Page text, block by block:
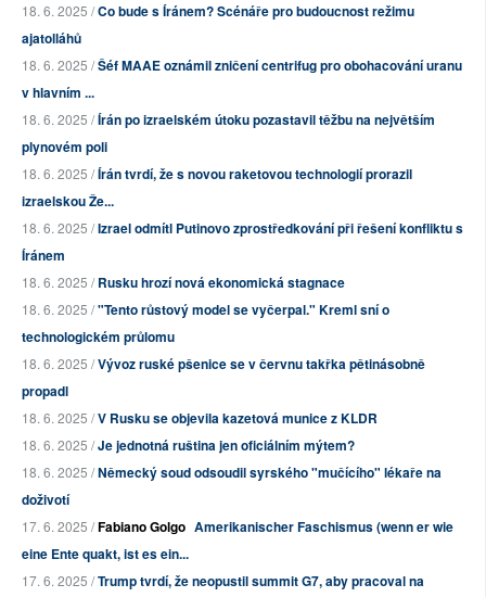
18. 6. 2025 /Co bude s Íránem? Scénáře pro budoucnost režimu
ajatolláhů
18. 6. 2025 /Šéf MAAE oznámil zničení centrifug pro obohacování uranu
v hlavním ...
18. 6. 2025 /Írán po izraelském útoku pozastavil těžbu na největším
plynovém poli
18. 6. 2025 /Írán tvrdí, že s novou raketovou technologií prorazil
izraelskou Že...
18. 6. 2025 /Izrael odmítl Putinovo zprostředkování při řešení konfliktu s
Íránem
18. 6. 2025 /Rusku hrozí nová ekonomická stagnace
18. 6. 2025 /"Tento růstový model se vyčerpal." Kreml sní o
technologickém průlomu
18. 6. 2025 /Vývoz ruské pšenice se v červnu takřka pětinásobně
propadl
18. 6. 2025 /V Rusku se objevila kazetová munice z KLDR
18. 6. 2025 /Je jednotná ruština jen oficiálním mýtem?
18. 6. 2025 /Německý soud odsoudil syrského "mučícího" lékaře na
doživotí
17. 6. 2025 /Fabiano Golgo Amerikanischer Faschismus (wenn er wie
eine Ente quakt, ist es ein...
17. 6. 2025 /Trump tvrdí, že neopustil summit G7, aby pracoval na